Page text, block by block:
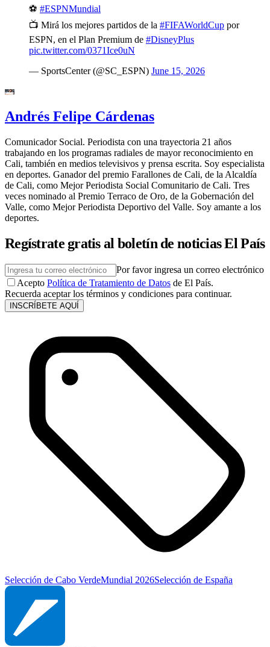
⚽ #ESPNMundial
📺 Mirá los mejores partidos de la #FIFAWorldCup por
ESPN, en el Plan Premium de #DisneyPlus
pic.twitter.com/0371Ice0uN
— SportsCenter (@SC_ESPN) June 15, 2026
Andrés Felipe Cárdenas
Comunicador Social. Periodista con una trayectoria 21 años
trabajando en los programas radiales de mayor reconocimiento en
Cali, también en medios televisivos y prensa escrita. Soy especialista
en deportes. Ganador del premio Farallones de Cali, de la Alcaldía
de Cali, como Mejor Periodista Social Comunitario de Cali. Tres
veces nominado al Premio Terraco de Oro, de la Gobernación del
Valle, como Mejor Periodista Deportivo del Valle. Soy amante a los
deportes.
Regístrate gratis al boletín de noticias El País
Por favor ingresa un correo electrónico
Acepto Política de Tratamiento de Datos de El País.
Recuerda aceptar los términos y condiciones para continuar.
INSCRÍBETE AQUÍ
Selección de Cabo VerdeMundial 2026Selección de España